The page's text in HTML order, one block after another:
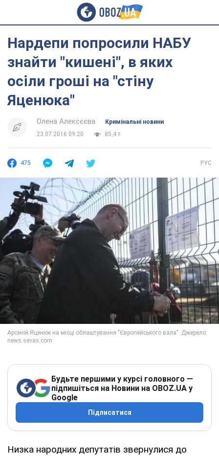
Нардепи попросили НАБУ
знайти "кишені", в яких
осіли гроші на "стіну
Яценюка"
Олена Алексєєва
Кримінальні новини
23.07.2016 09:20
85,4 т.
475 РУС
Будьте першими у курсі головного —
підпишіться на Новини на OBOZ.UA у
Google
Підписатися
Низка народних депутатів звернулися до